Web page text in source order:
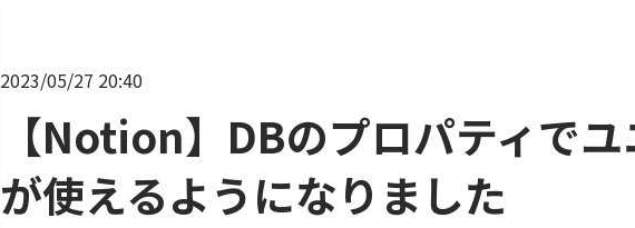
2023/05/27 20:40
【Notion】DBのプロパティで
が使えるようになりました